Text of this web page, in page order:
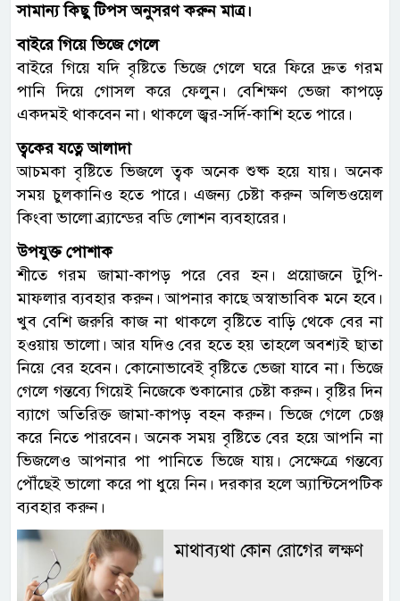
সামান্য কিছু টিপস অনুসরণ করুন মাত্র।
বাইরে গিয়ে ভিজে গেলে
বাইরে গিয়ে যদি বৃষ্টিতে ভিজে গেলে ঘরে ফিরে দ্রুত গরম
পানি দিয়ে গোসল করে ফেলুন। বেশিক্ষণ ভেজা কাপড়ে
একদমই থাকবেন না। থাকলে জ্বর-সর্দি-কাশি হতে পারে।
ত্বকের যত্নে আলাদা
আচমকা বৃষ্টিতে ভিজলে ত্বক অনেক শুষ্ক হয়ে যায়। অনেক
সময় চুলকানিও হতে পারে। এজন্য চেষ্টা করুন অলিভওয়েল
কিংবা ভালো ব্র্যান্ডের বডি লোশন ব্যবহারের।
উপযুক্ত পোশাক
শীতে গরম জামা-কাপড় পরে বের হন। প্রয়োজনে টুপি-
মাফলার ব্যবহার করুন। আপনার কাছে অস্বাভাবিক মনে হবে।
খুব বেশি জরুরি কাজ না থাকলে বৃষ্টিতে বাড়ি থেকে বের না
হওয়ায় ভালো। আর যদিও বের হতে হয় তাহলে অবশ্যই ছাতা
নিয়ে বের হবেন। কোনোভাবেই বৃষ্টিতে ভেজা যাবে না। ভিজে
গেলে গন্তব্যে গিয়েই নিজেকে শুকানোর চেষ্টা করুন। বৃষ্টির দিন
ব্যাগে অতিরিক্ত জামা-কাপড় বহন করুন। ভিজে গেলে চেঞ্জ
করে নিতে পারবেন। অনেক সময় বৃষ্টিতে বের হয়ে আপনি না
ভিজলেও আপনার পা পানিতে ভিজে যায়। সেক্ষেত্রে গন্তব্যে
পৌঁছেই ভালো করে পা ধুয়ে নিন। দরকার হলে অ্যান্টিসেপটিক
ব্যবহার করুন।
মাথাব্যথা কোন রোগের লক্ষণ